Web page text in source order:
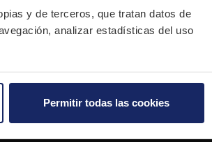
y de terceros, que tratan datos de
analizar estadísticas del uso
Permitir todas las cookies